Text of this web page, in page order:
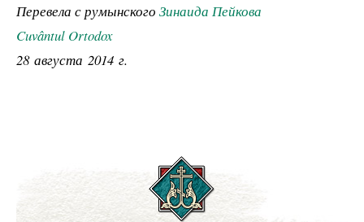
Перевела с румынского Зинаида Пейкова
Cuvântul Ortodox
28 августа 2014 г.